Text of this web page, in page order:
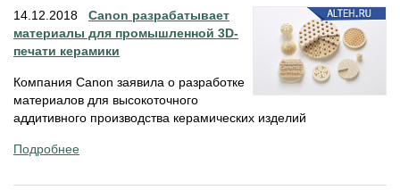
14.12.2018 Canon разрабатывает
материалы для промышленной 3D-
печати керамики
Компания Canon заявила о разработке
материалов для высокоточного
аддитивного производства керамических изделий
Подробнее